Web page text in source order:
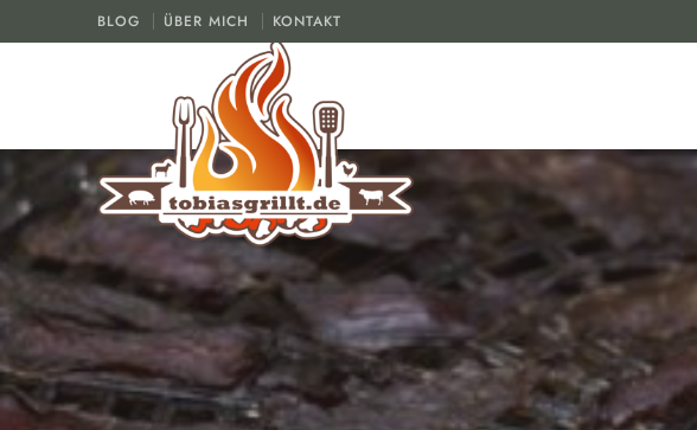
BLOG ÜBER MICH KONTAKT
tobiasgrillt.de
Der Grill und BBQ Blog